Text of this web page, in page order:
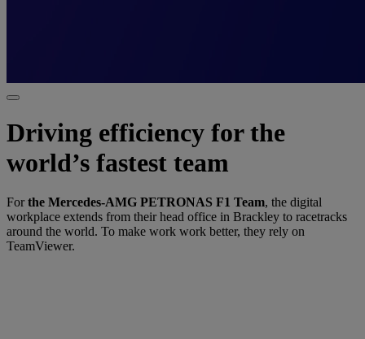
Driving efficiency for the
world’s fastest team
Forthe Mercedes-AMG PETRONAS F1 Team, the digital
workplace extends from their head office in Brackley to racetracks
around the world. To make work work better, they rely on
TeamViewer.